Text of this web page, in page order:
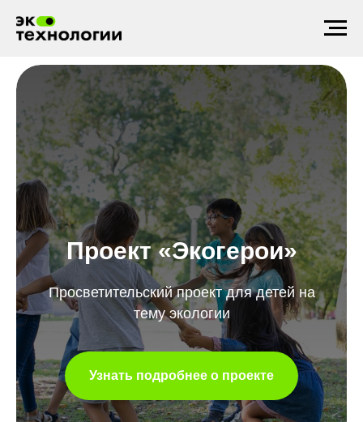
Проект «Экогерои»
Просветительский проект для детей на
тему экологии
Узнать подробнее о проекте